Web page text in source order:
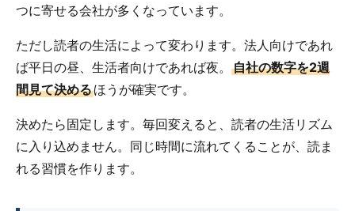
つに寄せる会社が多くなっています。
ただし読者の生活によって変わります。法人向けであれ
ば平日の昼、生活者向けであれば夜。 自社の数字を2週
間見て決めるほうが確実です。
決めたら固定します。毎回変えると、読者の生活リズム
に入り込めません。同じ時間に流れてくることが、読ま
れる習慣を作ります。